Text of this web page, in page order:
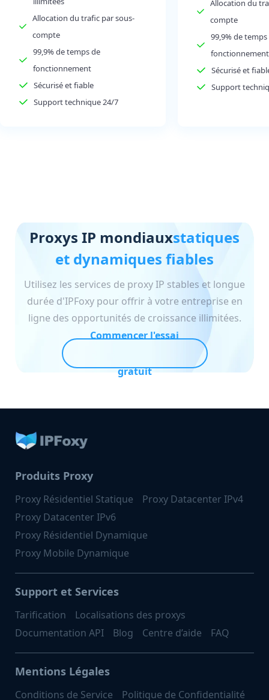
Allocation du trafic par sous-
compte
99,9% de temps de
fonctionnement
Sécurisé et fiable
Support technique 24/7
Allocation du
compte
99,9% de temps
fonctionnement
Sécurisé et
Support
Proxys IP mondiauxstatiques
et dynamiques fiables
Utilisez les services de proxy IP stables et longue
durée d'IPFoxy pour offrir à votre entreprise en
ligne des opportunités de croissance illimitées.
Commencer l'essai
gratuit
Produits Proxy
Proxy Résidentiel Statique
Proxy Datacenter IPv4
Proxy Datacenter IPv6
Proxy Résidentiel Dynamique
Proxy Mobile Dynamique
Support et Services
Tarification
Localisations des proxys
Documentation API
Blog Centre d’aide FAQ
Mentions Légales
Conditions de Service Politique de Confidentialité